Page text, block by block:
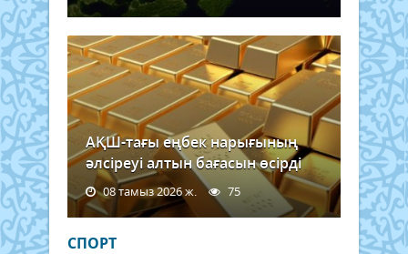
АҚШ-тағы еңбек нарығының
әлсіреуі алтын бағасын өсірді
08 тамыз 2026 ж. 75
СПОРТ